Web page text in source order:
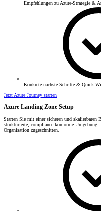
Empfehlungen zu Azure-Strategie &
Konkrete nächste Schritte & Quick-
Jetzt Azure Journey starten
Azure Landing Zone Setup
Starten Sie mit einer sicheren und skalierbaren
strukturierte, compliance-konforme
Organisation zugeschnitten.